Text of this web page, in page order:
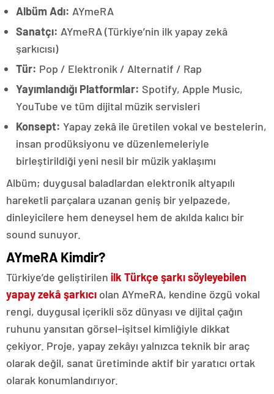
Albüm Adı: AYmeRA
Sanatçı: AYmeRA (Türkiye’nin ilk yapay zekâ
şarkıcısı)
Tür: Pop / Elektronik / Alternatif / Rap
Yayımlandığı Platformlar: Spotify, Apple Music,
YouTube ve tüm dijital müzik servisleri
Konsept: Yapay zekâ ile üretilen vokal ve bestelerin,
insan prodüksiyonu ve düzenlemeleriyle
birleştirildiği yeni nesil bir müzik yaklaşımı
Albüm; duygusal baladlardan elektronik altyapılı
hareketli parçalara uzanan geniş bir yelpazede,
dinleyicilere hem deneysel hem de akılda kalıcı bir
sound sunuyor.
AYmeRA Kimdir?
Türkiye’de geliştirilen ilk Türkçe şarkı söyleyebilen
yapay zekâ şarkıcı olan AYmeRA, kendine özgü vokal
rengi, duygusal içerikli söz dünyası ve dijital çağın
ruhunu yansıtan görsel–işitsel kimliğiyle dikkat
çekiyor. Proje, yapay zekâyı yalnızca teknik bir araç
olarak değil, sanat üretiminde aktif bir yaratıcı ortak
olarak konumlandırıyor.